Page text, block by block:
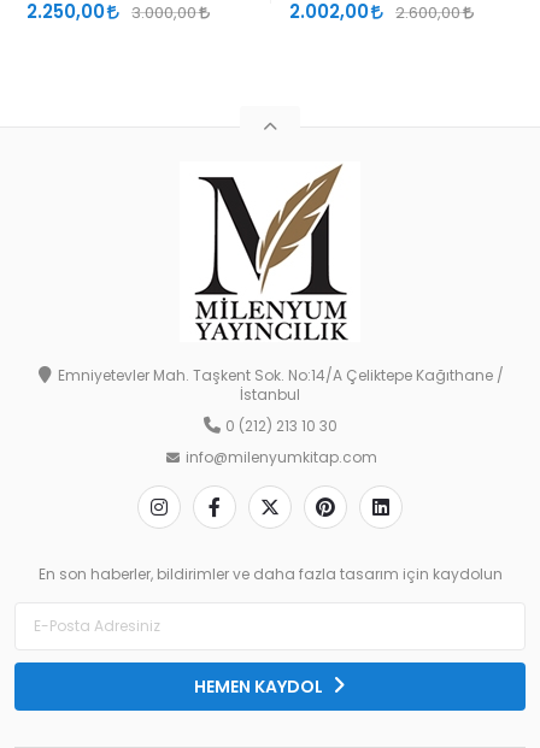
2.250,00 3.000,00 2.002,00 2.600,00
Emniyetevler Mah. Taşkent Sok. No:14/A Çeliktepe Kağıthane /
İstanbul
0 (212) 213 10 30
info@milenyumkitap.com
En son haberler, bildirimler ve daha fazla tasarım için kaydolun
HEMEN KAYDOL